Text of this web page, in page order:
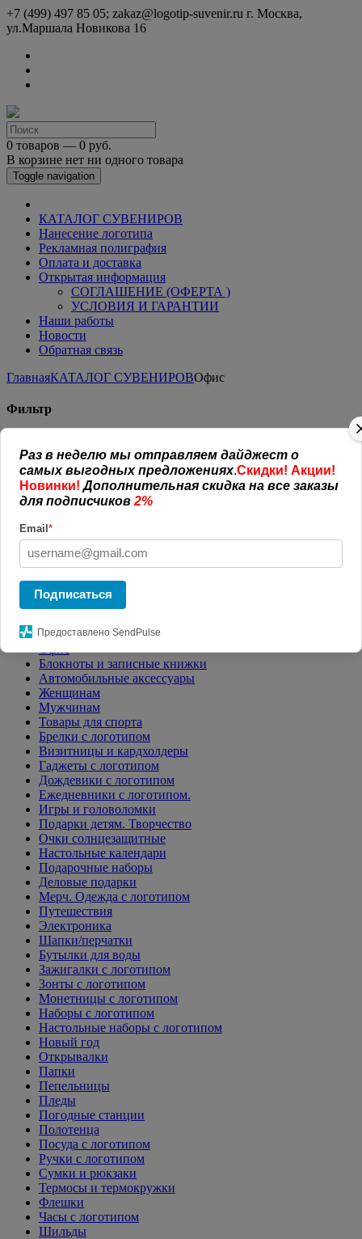
+7 (499) 497 85 05; zakaz@logotip-suvenir.ru г. Москва,
ул.Маршала Новикова 16
0 товаров — 0 руб.
В корзине нет ни одного товара
Toggle navigation
КАТАЛОГ СУВЕНИРОВ
Нанесение логотипа
Рекламная полиграфия
Оплата и доставка
Открытая информация
СОГЛАШЕНИЕ (ОФЕРТА )
УСЛОВИЯ И ГАРАНТИИ
Наши работы
Новости
Обратная связь
ГлавнаяКАТАЛОГ СУВЕНИРОВОфис
Фильтр
Цена от: до:
Применить
Пакеты с логотипом
Антистрессы с логотипом
POS материалы
Подарочная упаковка
Вязанные изделия
Офис
Блокноты и записные книжки
Автомобильные аксессуары
Женщинам
Мужчинам
Товары для спорта
Брелки с логотипом
Визитницы и кардхолдеры
Гаджеты с логотипом
Дождевики с логотипом
Ежедневники с логотипом.
Игры и головоломки
Подарки детям. Творчество
Очки солнцезащитные
Настольные календари
Подарочные наборы
Деловые подарки
Мерч. Одежда с логотипом
Путешествия
Электроника
Шапки/перчатки
Бутылки для воды
Зажигалки с логотипом
Зонты с логотипом
Монетницы с логотипом
Наборы с логотипом
Настольные наборы с логотипом
Новый год
Открывалки
Папки
Пепельницы
Пледы
Погодные станции
Полотенца
Посуда с логотипом
Ручки с логотипом
Сумки и рюкзаки
Термосы и термокружки
Флешки
Часы с логотипом
Шильды
Раз в неделю мы отправляем дайджест о
самых выгодных предложениях.Скидки! Акции!
Новинки!Дополнительная скидка на все заказы
для подписчиков 2%
Email*
Подписаться
Предоставлено SendPulse